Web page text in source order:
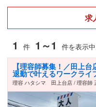
求
1 件 1～1 件を表示中
【理容師募集！／田上
退勤で叶えるワークライ
理容 ハタシマ 田上台店 / 理容師